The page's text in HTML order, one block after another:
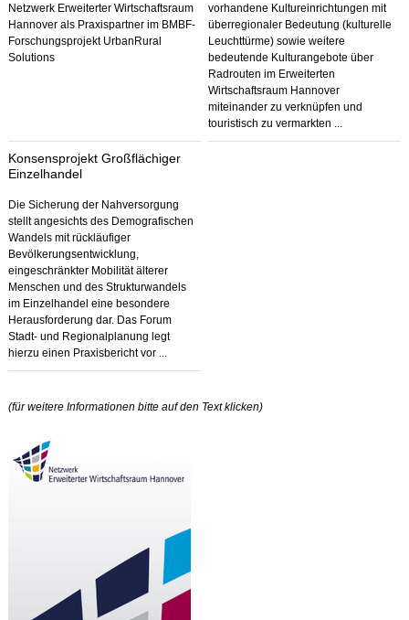
Netzwerk Erweiterter Wirtschaftsraum
Hannover als Praxispartner im BMBF-
Forschungsprojekt UrbanRural
Solutions
vorhandene Kultureinrichtungen mit
überregionaler Bedeutung (kulturelle
Leuchttürme) sowie weitere
bedeutende Kulturangebote über
Radrouten im Erweiterten
Wirtschaftsraum Hannover
miteinander zu verknüpfen und
touristisch zu vermarkten ...
Konsensprojekt Großflächiger
Einzelhandel
Die Sicherung der Nahversorgung
stellt angesichts des Demografischen
Wandels mit rückläufiger
Bevölkerungsentwicklung,
eingeschränkter Mobilität älterer
Menschen und des Strukturwandels
im Einzelhandel eine besondere
Herausforderung dar. Das Forum
Stadt- und Regionalplanung legt
hierzu einen Praxisbericht vor ...
(für weitere Informationen bitte auf den Text klicken)